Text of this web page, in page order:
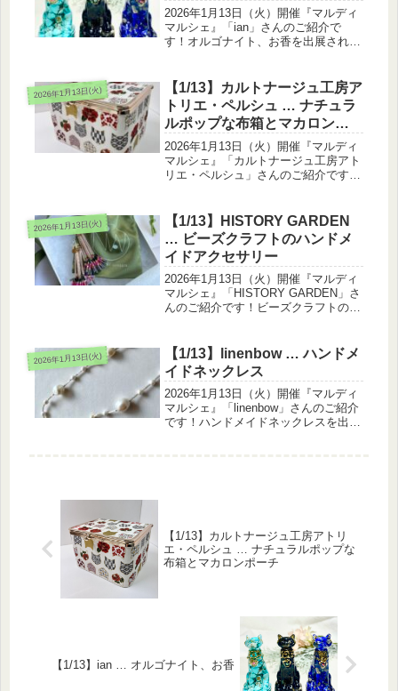
2026年1月13日（火）開催『マルディ
マルシェ』「ian」さんのご紹介で
す！オルゴナイト、お香を出展されま
清め塩を使用した暫く交換不用の盛り
塩オルゴナイト、 金運を呼ぶ財...
2026年1月13日(火)
【1/13】カルトナージュ工房ア
トリエ・ペルシュ … ナチュラ
ルポップな布箱とマカロンポ
ーチ
2026年1月13日（火）開催『マルディ
マルシェ』「カルトナージュ工房アト
リエ・ペルシュ」さんのご紹介です！
ュ』は厚紙（カルトン）からパーツを
切り出し組み立て、布や紙で装飾...
2026年1月13日(火)
【1/13】HISTORY GARDEN
… ビーズクラフトのハンドメ
イドアクセサリー
2026年1月13日（火）開催『マルディ
マルシェ』「HISTORY GARDEN」さ
んのご紹介です！ビーズクラフトのハ
したアクセサリーをご用意しておりま
す。２０２６年、新し...
2026年1月13日(火)
【1/13】linenbow … ハンドメ
イドネックレス
2026年1月13日（火）開催『マルディ
マルシェ』「linenbow」さんのご紹介
です！ハンドメイドネックレスを出展
【1/13】カルトナージュ工房アトリ
エ・ペルシュ … ナチュラルポップな
布箱とマカロンポーチ
【1/13】ian … オルゴナイト、お香